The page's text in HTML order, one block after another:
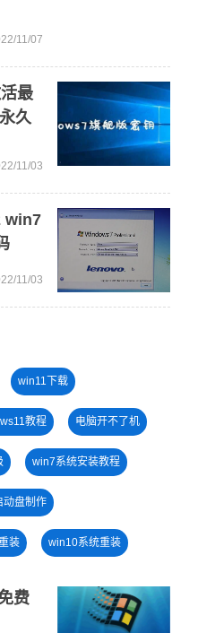
11/07
最
久
11/03
win7
11/03
win11下载
教程 电脑开不了机
win7系统安装教程
动盘制作
装 win10系统重装
费